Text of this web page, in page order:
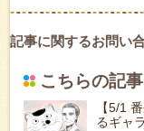
記事に関するお問い
こちらの記
【5/1
るギャ